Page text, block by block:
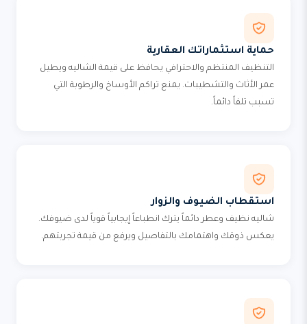
حماية استثماراتك العقارية
التنظيف المنتظم والاحترافي يحافظ على قيمة الشاليه ويطيل
عمر الأثاث والتشطيبات. يمنع تراكم الأوساخ والرطوبة التي
تسبب تلفاً دائماً.
استقطاب الضيوف والزوار
شاليه نظيف وعطر دائماً يترك انطباعاً إيجابياً قوياً لدى ضيوفك.
يعكس ذوقك واهتمامك بالتفاصيل ويرفع من قيمة تجربتهم.